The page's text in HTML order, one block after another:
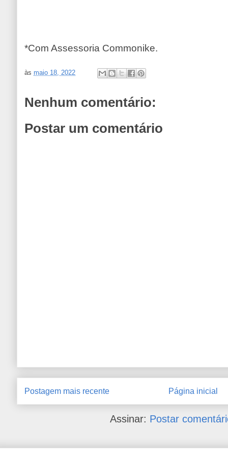
*Com Assessoria Commonike.
às maio 18, 2022
Nenhum comentário:
Postar um comentário
Postagem mais recente Página inicial
Assinar: Postar